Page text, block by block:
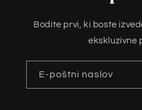
Bodite prvi, ki boste
ekskluzivne
E-poštni naslov